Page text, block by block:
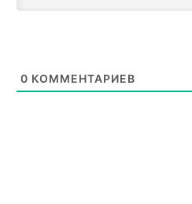
0 КОММЕНТАРИЕВ